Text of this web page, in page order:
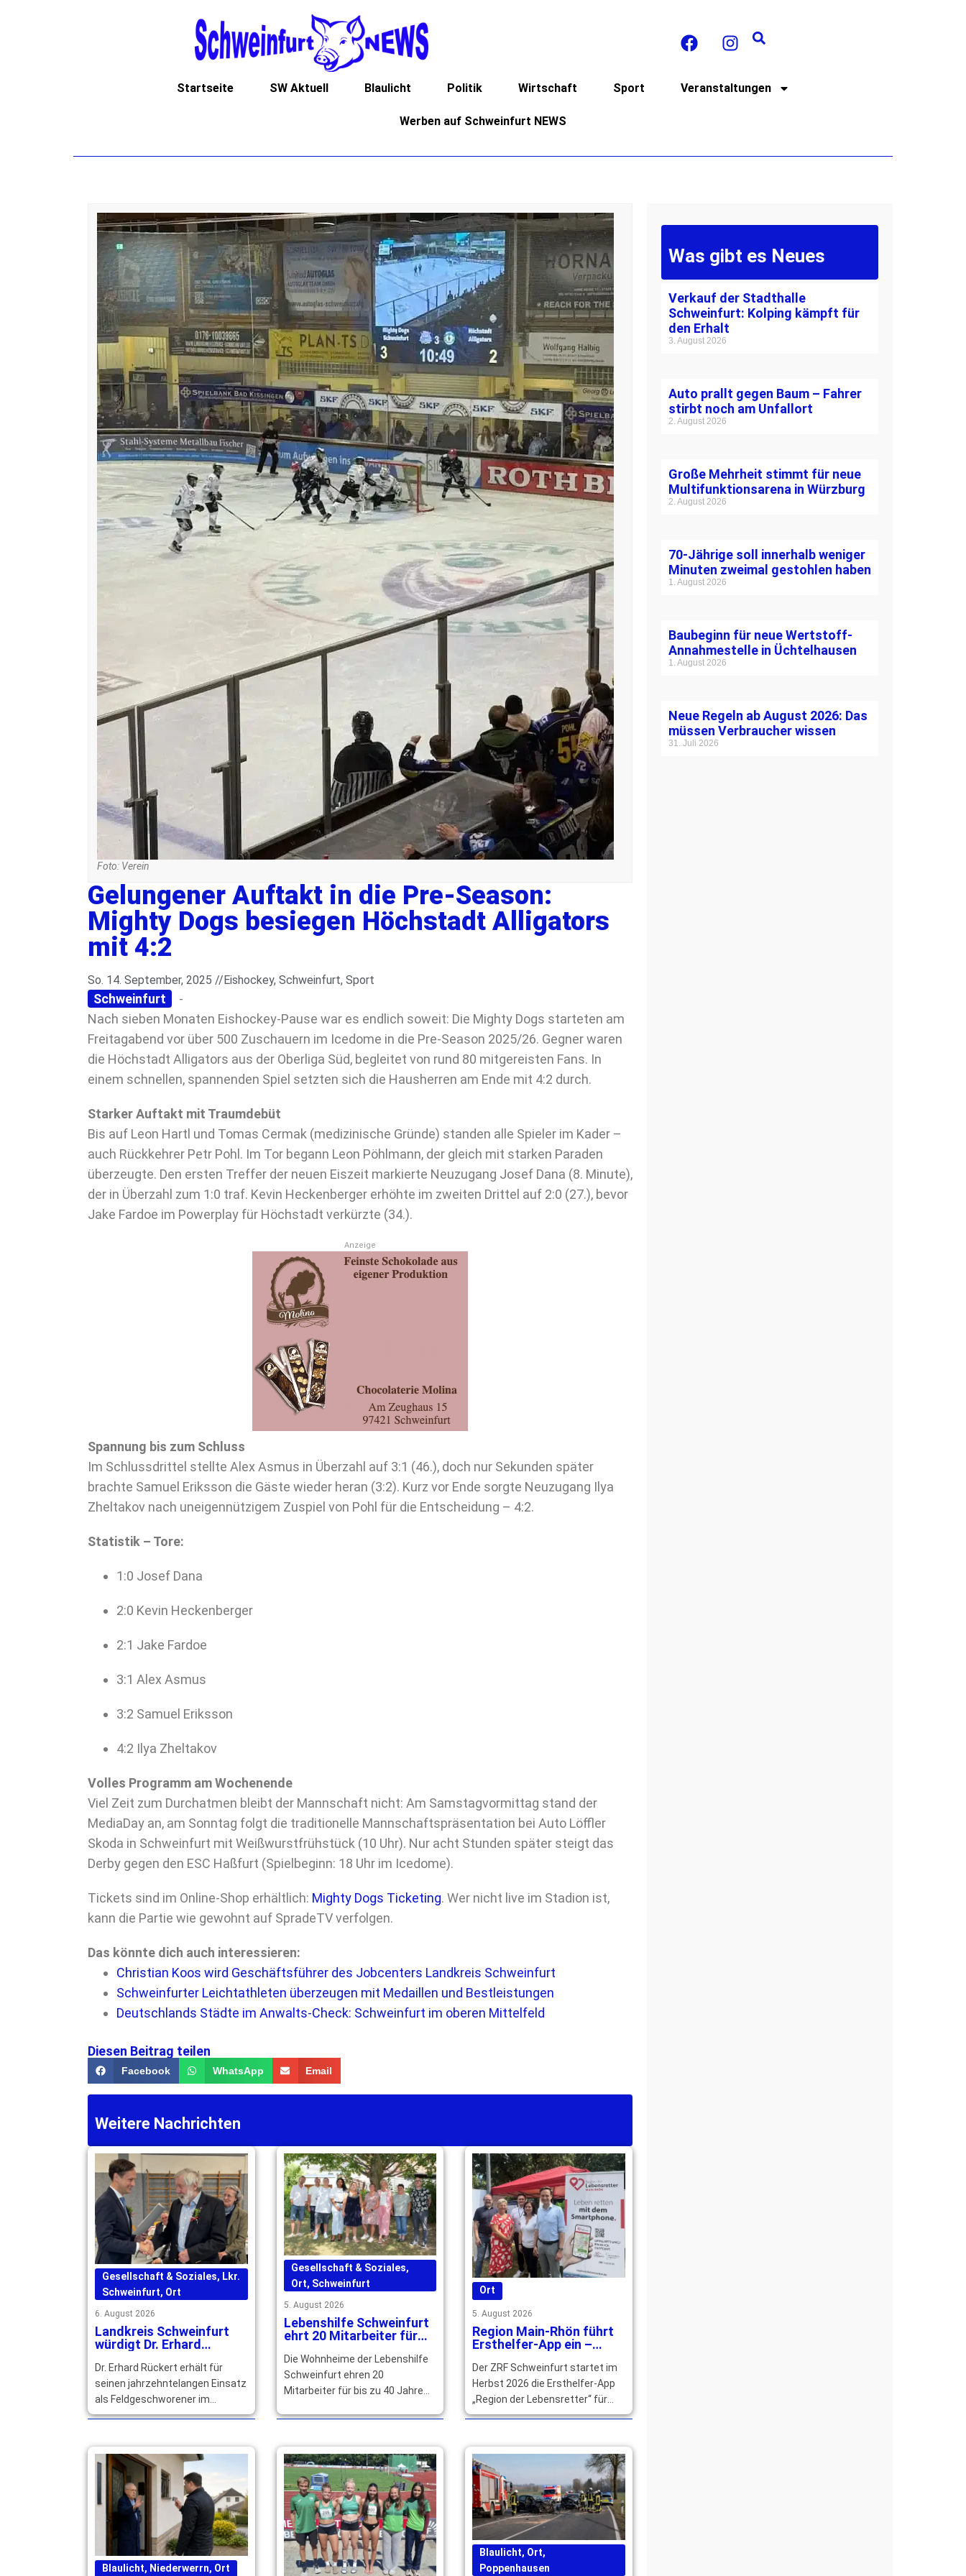
Startseite SW Aktuell Blaulicht Politik Wirtschaft Sport Veranstaltungen
Werben auf Schweinfurt NEWS
Foto: Verein
Gelungener Auftakt in die Pre-Season:
Mighty Dogs besiegen Höchstadt Alligators
mit 4:2
So. 14. September, 2025 //Eishockey, Schweinfurt, Sport
Schweinfurt
-
Nach sieben Monaten Eishockey-Pause war es endlich soweit: Die Mighty Dogs starteten am
Freitagabend vor über 500 Zuschauern im Icedome in die Pre-Season 2025/26. Gegner waren
die Höchstadt Alligators aus der Oberliga Süd, begleitet von rund 80 mitgereisten Fans. In
einem schnellen, spannenden Spiel setzten sich die Hausherren am Ende mit 4:2 durch.
Starker Auftakt mit Traumdebüt
Bis auf Leon Hartl und Tomas Cermak (medizinische Gründe) standen alle Spieler im Kader –
auch Rückkehrer Petr Pohl. Im Tor begann Leon Pöhlmann, der gleich mit starken Paraden
überzeugte. Den ersten Treffer der neuen Eiszeit markierte Neuzugang Josef Dana (8. Minute),
der in Überzahl zum 1:0 traf. Kevin Heckenberger erhöhte im zweiten Drittel auf 2:0 (27.), bevor
Jake Fardoe im Powerplay für Höchstadt verkürzte (34.).
Anzeige
Spannung bis zum Schluss
Im Schlussdrittel stellte Alex Asmus in Überzahl auf 3:1 (46.), doch nur Sekunden später
brachte Samuel Eriksson die Gäste wieder heran (3:2). Kurz vor Ende sorgte Neuzugang Ilya
Zheltakov nach uneigennützigem Zuspiel von Pohl für die Entscheidung – 4:2.
Statistik – Tore:
1:0 Josef Dana
2:0 Kevin Heckenberger
2:1 Jake Fardoe
3:1 Alex Asmus
3:2 Samuel Eriksson
4:2 Ilya Zheltakov
Volles Programm am Wochenende
Viel Zeit zum Durchatmen bleibt der Mannschaft nicht: Am Samstagvormittag stand der
MediaDay an, am Sonntag folgt die traditionelle Mannschaftspräsentation bei Auto Löffler
Skoda in Schweinfurt mit Weißwurstfrühstück (10 Uhr). Nur acht Stunden später steigt das
Derby gegen den ESC Haßfurt (Spielbeginn: 18 Uhr im Icedome).
Tickets sind im Online-Shop erhältlich: Mighty Dogs Ticketing. Wer nicht live im Stadion ist,
kann die Partie wie gewohnt auf SpradeTV verfolgen.
Das könnte dich auch interessieren:
Christian Koos wird Geschäftsführer des Jobcenters Landkreis Schweinfurt
Schweinfurter Leichtathleten überzeugen mit Medaillen und Bestleistungen
Deutschlands Städte im Anwalts-Check: Schweinfurt im oberen Mittelfeld
Diesen Beitrag teilen
Facebook WhatsApp Email
Weitere Nachrichten
Gesellschaft & Soziales, Lkr.
Schweinfurt, Ort
6. August 2026
Landkreis Schweinfurt
würdigt Dr. Erhard
Engagement
Dr. Erhard Rückert erhält für
seinen jahrzehntelangen Einsatz
als Feldgeschworener im
Landkreis Schweinfurt den
höchste Auszeichnung. … mehr
Gesellschaft & Soziales,
Ort, Schweinfurt
5. August 2026
Lebenshilfe Schweinfurt
ehrt 20 Mitarbeiter für
Die Wohnheime der Lebenshilfe
Schweinfurt ehren 20
Mitarbeiter für bis zu 40 Jahre
würdigen ihr langjähriges großes
Ort
5. August 2026
Region Main-Rhön führt
Ersthelfer-App ein –
gesucht
Der ZRF Schweinfurt startet im
Herbst 2026 die Ersthelfer-App
„Region der Lebensretter“ für
Main-Rhön. Qualifizierte Helfer
mehr
Blaulicht, Niederwerrn, Ort
Blaulicht, Ort,
Poppenhausen
Was gibt es Neues
Verkauf der Stadthalle
Schweinfurt: Kolping kämpft für
den Erhalt
3. August 2026
Auto prallt gegen Baum – Fahrer
stirbt noch am Unfallort
2. August 2026
Große Mehrheit stimmt für neue
Multifunktionsarena in Würzburg
2. August 2026
70-Jährige soll innerhalb weniger
Minuten zweimal gestohlen haben
1. August 2026
Baubeginn für neue Wertstoff-
Annahmestelle in Üchtelhausen
1. August 2026
Neue Regeln ab August 2026: Das
müssen Verbraucher wissen
31. Juli 2026